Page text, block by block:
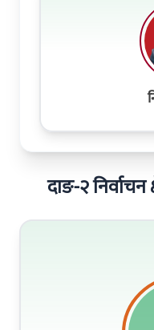
दाङ-२